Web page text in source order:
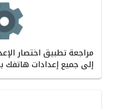
مراجعة تطبيق اختصار
إلى جميع إعدادات هاتفك